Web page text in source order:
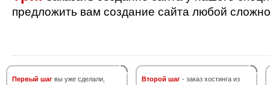
предложить вам создание сайта любой
Первый шаг вы уже сделали,
Второй шаг - заказ хостинга из